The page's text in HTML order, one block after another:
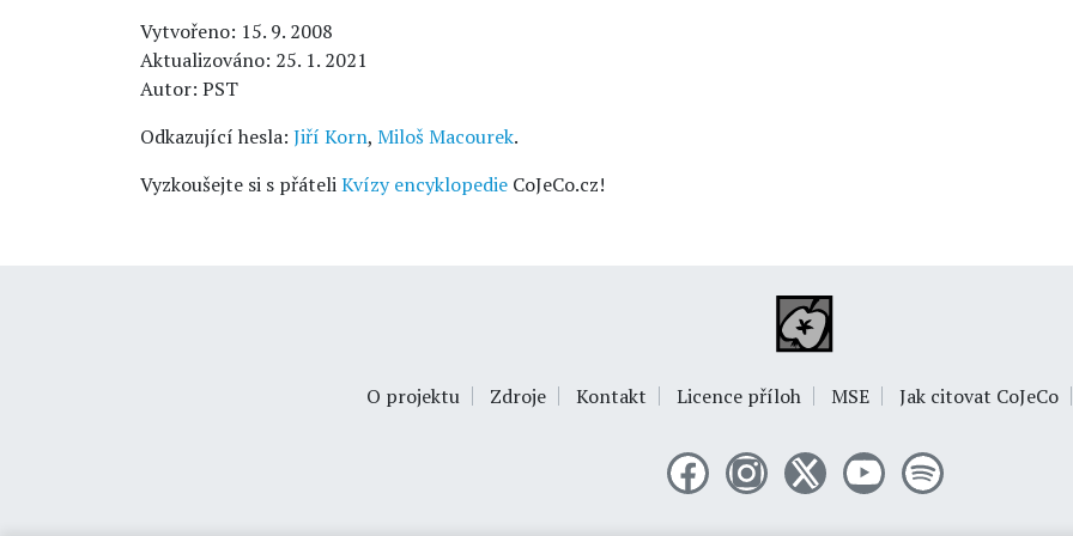
Vytvořeno: 15. 9. 2008
Aktualizováno: 25. 1. 2021
Autor: PST
Odkazující hesla: Jiří Korn, Miloš Macourek.
Vyzkoušejte si s přáteliKvízy encyklopedie CoJeCo.cz!
O projektu Zdroje Kontakt Licence příloh MSE Jak citovat CoJeCo